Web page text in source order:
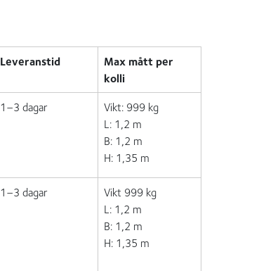
Leveranstid
Max mått per
kolli
1–3 dagar
Vikt: 999 kg
L: 1,2 m
B: 1,2 m
H: 1,35 m
1–3 dagar
Vikt 999 kg
L: 1,2 m
B: 1,2 m
H: 1,35 m